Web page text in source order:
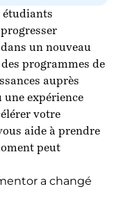
étudiants
un nouveau
programmes de
auprès
une expérience
votre
aide à prendre
peut
a changé